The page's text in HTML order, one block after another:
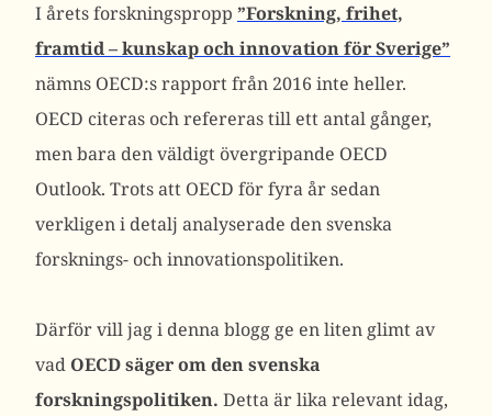
I årets forskningspropp ”Forskning, frihet,
framtid – kunskap och innovation för Sverige”
nämns OECD:s rapport från 2016 inte heller.
OECD citeras och refereras till ett antal gånger,
men bara den väldigt övergripande OECD
Outlook. Trots att OECD för fyra år sedan
verkligen i detalj analyserade den svenska
forsknings- och innovationspolitiken.
Därför vill jag i denna blogg ge en liten glimt av
vad OECD säger om den svenska
forskningspolitiken. Detta är lika relevant idag,